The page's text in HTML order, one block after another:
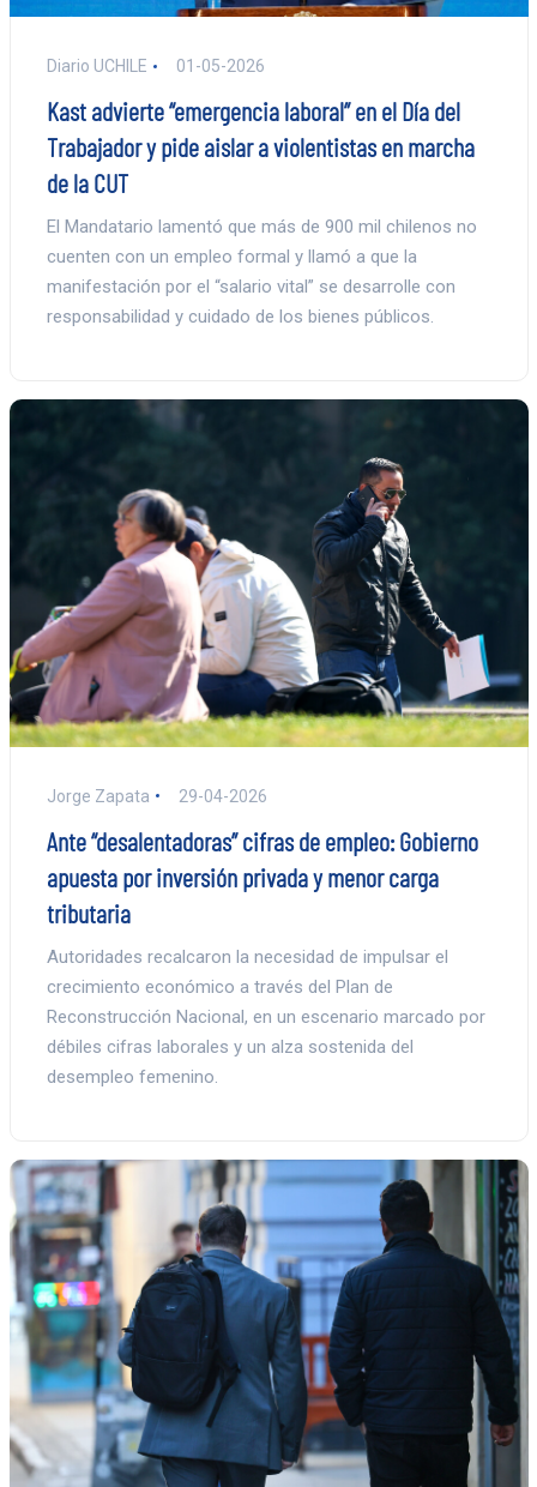
Diario UCHILE 01-05-2026
Kast advierte “emergencia laboral” en el Día del
Trabajador y pide aislar a violentistas en marcha
de la CUT
El Mandatario lamentó que más de 900 mil chilenos no
cuenten con un empleo formal y llamó a que la
manifestación por el “salario vital” se desarrolle con
responsabilidad y cuidado de los bienes públicos.
Jorge Zapata 29-04-2026
Ante “desalentadoras” cifras de empleo: Gobierno
apuesta por inversión privada y menor carga
tributaria
Autoridades recalcaron la necesidad de impulsar el
crecimiento económico a través del Plan de
Reconstrucción Nacional, en un escenario marcado por
débiles cifras laborales y un alza sostenida del
desempleo femenino.